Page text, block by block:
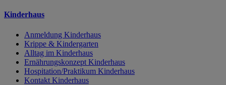
Kinderhaus
Anmeldung Kinderhaus
Krippe & Kindergarten
Alltag im Kinderhaus
Ernährungskonzept Kinderhaus
Hospitation/Praktikum Kinderhaus
Kontakt Kinderhaus